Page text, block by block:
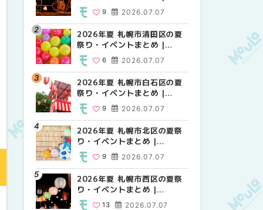
MouLa HOKKAIDO
2026.07.07
9
2026年夏 札幌市清田区の夏
祭り・イベントまとめ |
MouLa HOKKAIDO
2026.07.07
6
2026年夏 札幌市白石区の夏
祭り・イベントまとめ |
MouLa HOKKAIDO
2026.07.07
9
2026年夏 札幌市北区の夏祭
り・イベントまとめ |
MouLa HOKKAIDO
2026.07.07
9
2026年夏 札幌市西区の夏祭
り・イベントまとめ |
MouLa HOKKAIDO
2026.07.07
13
穴場テラスまで | MouLa
HOKKAIDO
24
2026年夏 札幌市白石区の夏
祭り・イベントまとめ |
9
2026年夏 札幌市西区の夏祭
り・イベントまとめ |
13
2026年夏 札幌市豊平区の夏
祭り・イベントまとめ |
9
2026年夏 札幌市北区の夏祭
り・イベントまとめ |
9
穴場テラスまで | MouLa
HOKKAIDO
24
2026年夏 札幌市北区の夏祭
り・イベントまとめ |
9
2026年夏 札幌市白石区の夏
祭り・イベントまとめ |
9
2026年夏 札幌市西区の夏祭
り・イベントまとめ |
13
2026年夏 札幌市清田区の夏
祭り・イベントまとめ |
6